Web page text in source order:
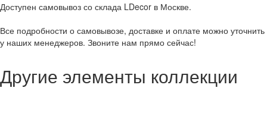
Доступен самовывоз со склада LDecor в Москве.
Все подробности о самовывозе, доставке и оплате можно уточнить
у наших менеджеров. Звоните нам прямо сейчас!
Другие элементы коллекции